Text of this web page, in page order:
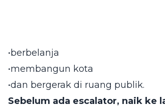
•berbelanja
•membangun kota
•dan bergerak di ruang publik.
Sebelum ada escalator, naik ke